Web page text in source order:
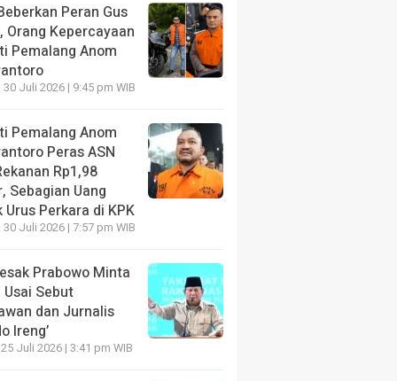
Peran Gus
Orang Kepercayaan
Pemalang Anom
30 Juli 2026 | 9:45 pm WIB
Pemalang Anom
Peras ASN
Rp1,98
Sebagian Uang
Urus Perkara di KPK
30 Juli 2026 | 7:57 pm WIB
Prabowo Minta
Sebut
dan Jurnalis
Ireng’
Juli 2026 | 3:41 pm WIB